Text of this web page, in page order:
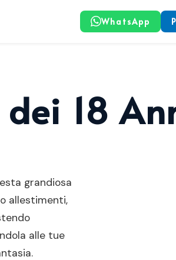
WhatsApp
18
grandiosa
allestimenti,
alle tue